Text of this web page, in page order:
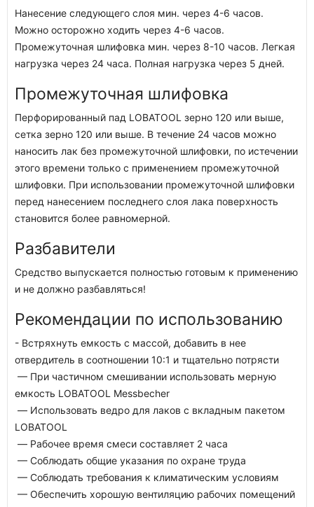
Нанесение следующего слоя мин. через 4-6 часов.
Можно осторожно ходить через 4-6 часов.
Промежуточная шлифовка мин. через 8-10 часов. Легкая
нагрузка через 24 часа. Полная нагрузка через 5 дней.
Промежуточная шлифовка
Перфорированный пад LOBATOOL зерно 120 или выше,
сетка зерно 120 или выше. В течение 24 часов можно
наносить лак без промежуточной шлифовки, по истечении
этого времени только с применением промежуточной
шлифовки. При использовании промежуточной шлифовки
перед нанесением последнего слоя лака поверхность
становится более равномерной.
Разбавители
Средство выпускается полностью готовым к применению
и не должно разбавляться!
Рекомендации по использованию
- Встряхнуть емкость с массой, добавить в нее
отвердитель в соотношении 10:1 и тщательно потрясти
— При частичном смешивании использовать мерную
емкость LOBATOOL Messbecher
— Использовать ведро для лаков с вкладным пакетом
LOBATOOL
— Рабочее время смеси составляет 2 часа
— Соблюдать общие указания по охране труда
— Соблюдать требования к климатическим условиям
— Обеспечить хорошую вентиляцию рабочих помещений